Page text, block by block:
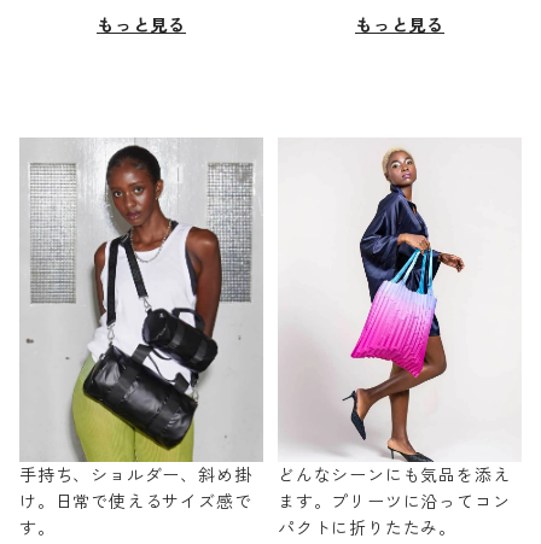
もっと見る
もっと見る
手持ち、ショルダー、斜め掛
け。日常で使えるサイズ感で
す。
どんなシーンにも気品を添え
ます。プリーツに沿ってコン
パクトに折りたたみ。